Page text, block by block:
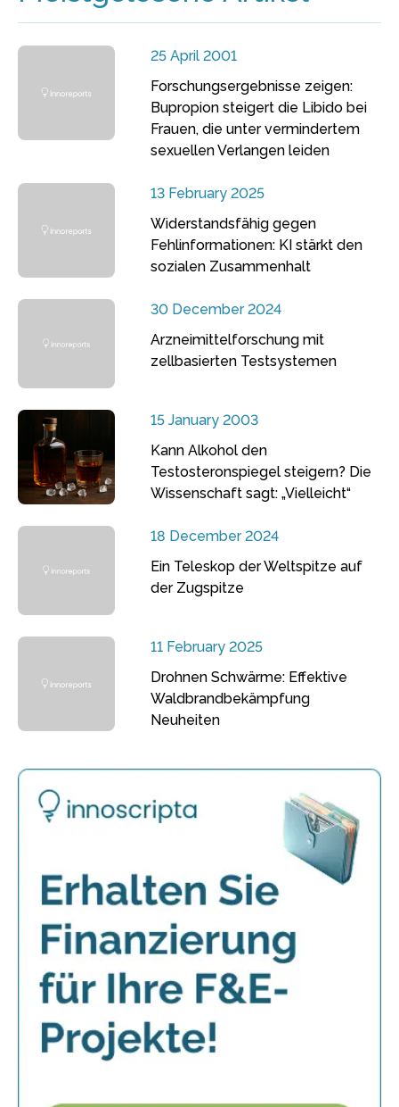
25 April 2001
Forschungsergebnisse zeigen:
Bupropion steigert die Libido bei
Frauen, die unter vermindertem
sexuellen Verlangen leiden
13 February 2025
Widerstandsfähig gegen
Fehlinformationen: KI stärkt den
sozialen Zusammenhalt
30 December 2024
Arzneimittelforschung mit
zellbasierten Testsystemen
15 January 2003
Kann Alkohol den
Testosteronspiegel steigern? Die
Wissenschaft sagt: „Vielleicht“
18 December 2024
Ein Teleskop der Weltspitze auf
der Zugspitze
11 February 2025
Drohnen Schwärme: Effektive
Waldbrandbekämpfung
Neuheiten